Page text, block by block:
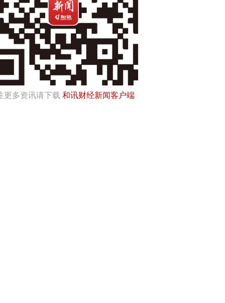
更多资讯请下载 和讯财经新闻客户端